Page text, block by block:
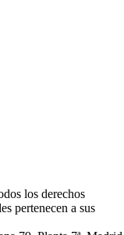
los derechos
pertenecen a sus